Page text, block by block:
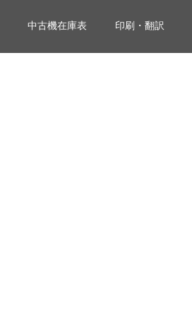
中古機在庫表 印刷・翻訳